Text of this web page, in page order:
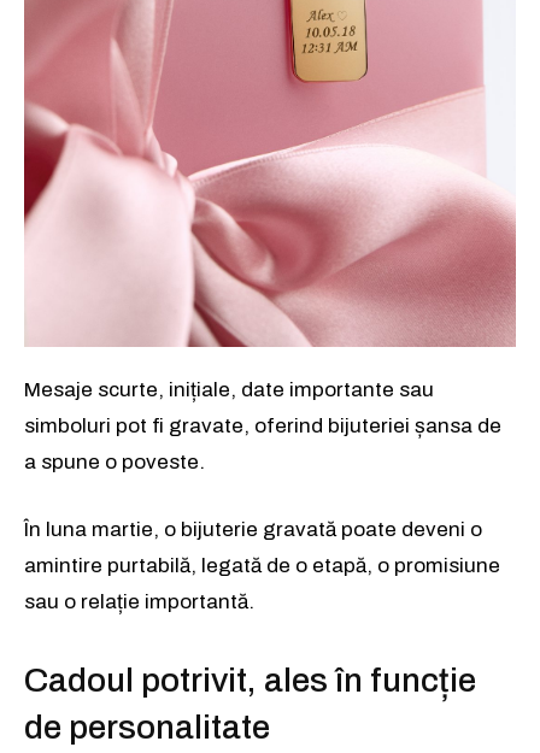
Mesaje scurte, inițiale, date importante sau
simboluri pot fi gravate, oferind bijuteriei șansa de
a spune o poveste.
În luna martie, o bijuterie gravată poate deveni o
amintire purtabilă, legată de o etapă, o promisiune
sau o relație importantă.
Cadoul potrivit, ales în funcție
de personalitate